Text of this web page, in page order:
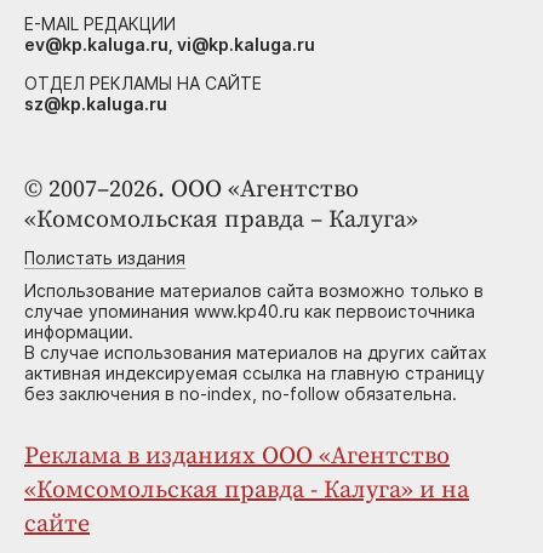
© 2007–2026. ООО «Агентство
«Комсомольская правда – Калуга»
Полистать издания
Использование материалов сайта возможно только в
случае упоминания www.kp40.ru как первоисточника
информации.
В случае использования материалов на других сайтах
активная индексируемая ссылка на главную страницу
без заключения в no-index, no-follow обязательна.
Реклама в изданиях ООО «Агентство
«Комсомольская правда - Калуга» и на
сайте
E-MAIL РЕДАКЦИИ
ev@kp.kaluga.ru, vi@kp.kaluga.ru
ОТДЕЛ РЕКЛАМЫ НА САЙТЕ
sz@kp.kaluga.ru